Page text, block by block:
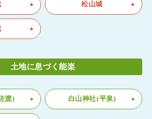
松山城
土地に息づく能楽
渡) 白山神社(平泉)